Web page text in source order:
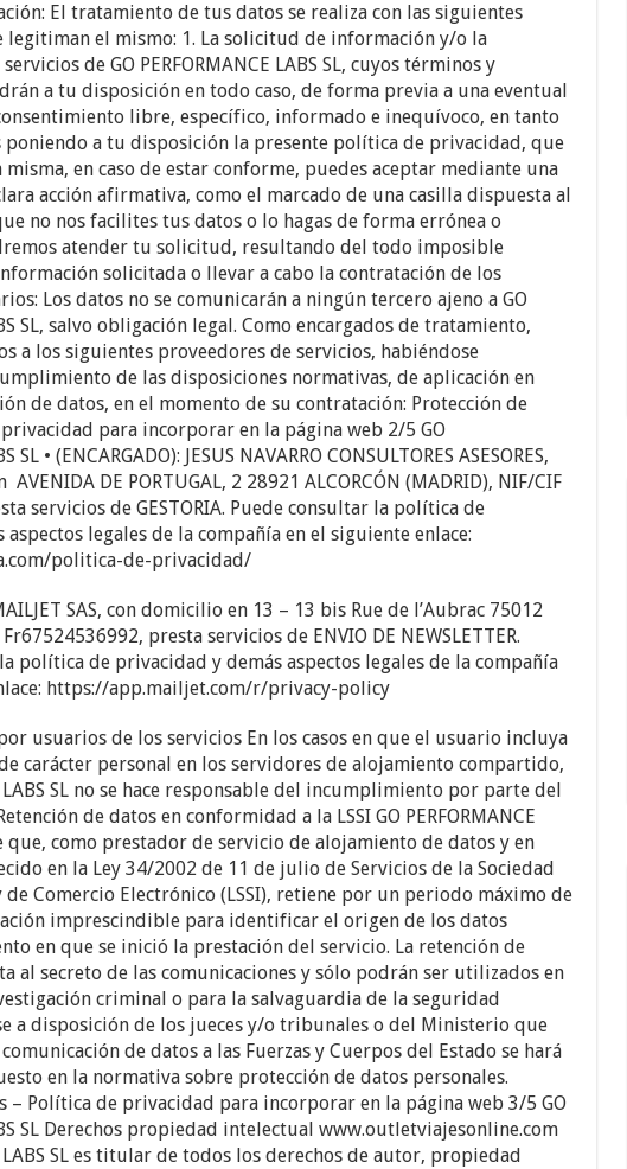
El tratamiento de tus datos se realiza con las siguientes
legitiman el mismo: 1. La solicitud de información y/o la
de GO PERFORMANCE LABS SL, cuyos términos y
a tu disposición en todo caso, de forma previa a una eventual
libre, específico, informado e inequívoco, en tanto
a tu disposición la presente política de privacidad, que
en caso de estar conforme, puedes aceptar mediante una
acción afirmativa, como el marcado de una casilla dispuesta al
no nos facilites tus datos o lo hagas de forma errónea o
atender tu solicitud, resultando del todo imposible
solicitada o llevar a cabo la contratación de los
Los datos no se comunicarán a ningún tercero ajeno a GO
SL, salvo obligación legal. Como encargados de tratamiento,
a los siguientes proveedores de servicios, habiéndose
de las disposiciones normativas, de aplicación en
de datos, en el momento de su contratación: Protección de
para incorporar en la página web 2/5 GO
SL • (ENCARGADO): JESUS NAVARRO CONSULTORES ASESORES,
DE PORTUGAL, 2 28921 ALCORCÓN (MADRID), NIF/CIF
servicios de GESTORIA. Puede consultar la política de
legales de la compañía en el siguiente enlace:
politica-de-privacidad/
SAS, con domicilio en 13 – 13 bis Rue de l’Aubrac 75012
Fr67524536992, presta servicios de ENVIO DE NEWSLETTER.
política de privacidad y demás aspectos legales de la compañía
https://app.mailjet.com/r/privacy-policy
usuarios de los servicios En los casos en que el usuario incluya
carácter personal en los servidores de alojamiento compartido,
LABS SL no se hace responsable del incumplimiento por parte del
de datos en conformidad a la LSSI GO PERFORMANCE
que, como prestador de servicio de alojamiento de datos y en
en la Ley 34/2002 de 11 de julio de Servicios de la Sociedad
Comercio Electrónico (LSSI), retiene por un periodo máximo de
imprescindible para identificar el origen de los datos
en que se inició la prestación del servicio. La retención de
al secreto de las comunicaciones y sólo podrán ser utilizados en
criminal o para la salvaguardia de la seguridad
a disposición de los jueces y/o tribunales o del Ministerio que
de datos a las Fuerzas y Cuerpos del Estado se hará
en la normativa sobre protección de datos personales.
– Política de privacidad para incorporar en la página web 3/5 GO
SL Derechos propiedad intelectual www.outletviajesonline.com
LABS SL es titular de todos los derechos de autor, propiedad